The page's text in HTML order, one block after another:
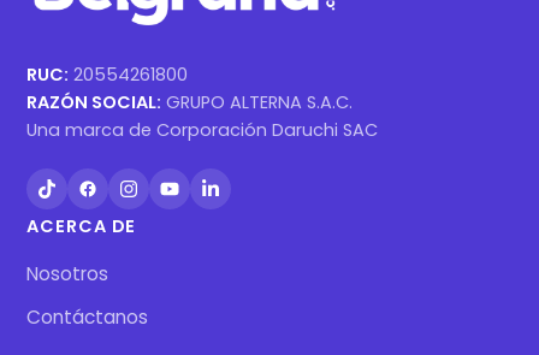
RUC: 20554261800
RAZÓN SOCIAL: GRUPO ALTERNA S.A.C.
Una marca de Corporación Daruchi SAC
ACERCA DE
Nosotros
Contáctanos